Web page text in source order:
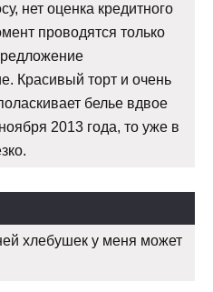
нет оценка кредитного
проводятся только
Красивый торт и очень
белье вдвое
2013 года, то уже в
хлебушек у меня может